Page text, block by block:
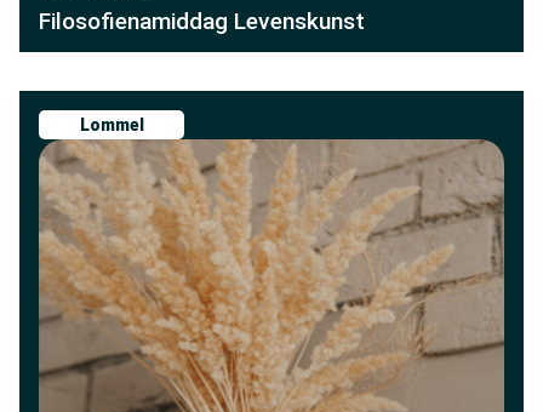
Filosofienamiddag Levenskunst
Lommel